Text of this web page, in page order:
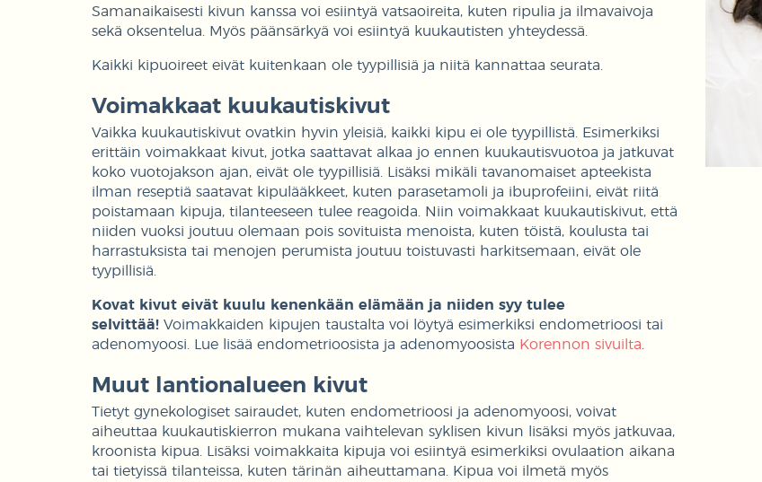
Samanaikaisesti kivun kanssa voi esiintyä vatsaoireita, kuten ripulia ja ilmavaivoja
sekä oksentelua. Myös päänsärkyä voi esiintyä kuukautisten yhteydessä.
Kaikki kipuoireet eivät kuitenkaan ole tyypillisiä ja niitä kannattaa seurata.
Voimakkaat kuukautiskivut
Vaikka kuukautiskivut ovatkin hyvin yleisiä, kaikki kipu ei ole tyypillistä. Esimerkiksi
erittäin voimakkaat kivut, jotka saattavat alkaa jo ennen kuukautisvuotoa ja jatkuvat
koko vuotojakson ajan, eivät ole tyypillisiä. Lisäksi mikäli tavanomaiset apteekista
ilman reseptiä saatavat kipulääkkeet, kuten parasetamoli ja ibuprofeiini, eivät riitä
poistamaan kipuja, tilanteeseen tulee reagoida. Niin voimakkaat kuukautiskivut, että
niiden vuoksi joutuu olemaan pois sovituista menoista, kuten töistä, koulusta tai
harrastuksista tai menojen perumista joutuu toistuvasti harkitsemaan, eivät ole
tyypillisiä.
Kovat kivut eivät kuulu kenenkään elämään ja niiden syy tulee
selvittää! Voimakkaiden kipujen taustalta voi löytyä esimerkiksi endometrioosi tai
adenomyoosi. Lue lisää endometrioosista ja adenomyoosista Korennon sivuilta
Muut lantionalueen kivut
Tietyt gynekologiset sairaudet, kuten endometrioosi ja adenomyoosi, voivat
aiheuttaa kuukautiskierron mukana vaihtelevan syklisen kivun lisäksi myös jatkuvaa,
kroonista kipua. Lisäksi voimakkaita kipuja voi esiintyä esimerkiksi ovulaation aikana
tai tietyissä tilanteissa, kuten tärinän aiheuttamana. Kipua voi ilmetä myös